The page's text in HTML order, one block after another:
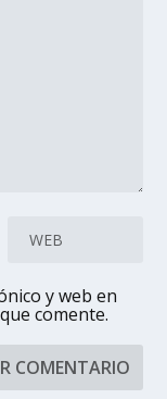
y web en
comente.